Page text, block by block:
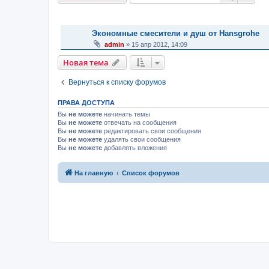
Экономные смесители и душ от Hansgrohe
admin » 15 апр 2012, 14:09
Новая тема
Вернуться к списку форумов
ПРАВА ДОСТУПА
Вы не можете начинать темы
Вы не можете отвечать на сообщения
Вы не можете редактировать свои сообщения
Вы не можете удалять свои сообщения
Вы не можете добавлять вложения
На главную Список форумов